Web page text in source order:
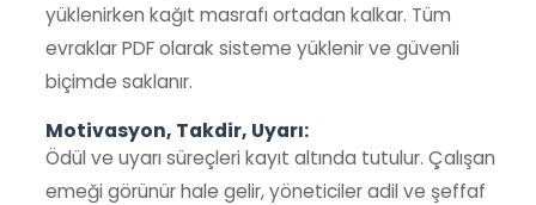
yüklenirken kağıt masrafı ortadan kalkar. Tüm
evraklar PDF olarak sisteme yüklenir ve güvenli
biçimde saklanır.
Motivasyon, Takdir, Uyarı:
Ödül ve uyarı süreçleri kayıt altında tutulur. Çalışan
emeği görünür hale gelir, yöneticiler adil ve şeffaf